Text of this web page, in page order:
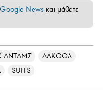
Google News και μάθετε
ΑΝΤΑΜΣ
ΑΛΚΟΟΛ
SUITS